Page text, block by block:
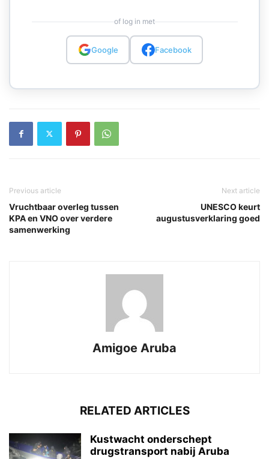
of log in met
Google Facebook
Previous article
Vruchtbaar overleg tussen
KPA en VNO over verdere
samenwerking
Next article
UNESCO keurt
augustusverklaring goed
Amigoe Aruba
RELATED ARTICLES
Kustwacht onderschept
drugstransport nabij Aruba